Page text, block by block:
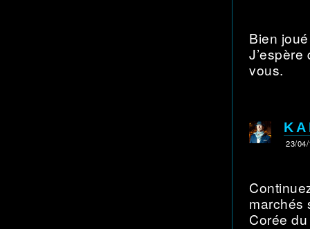
Bien
vous.
23/
marchés
Corée